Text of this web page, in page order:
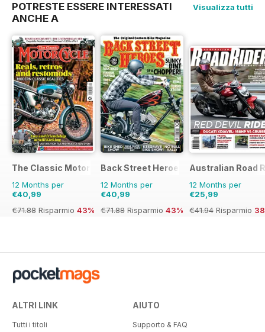
POTRESTE ESSERE INTERESSATI
ANCHE A
Visualizza tutti
The Classic MotorCycle
12 Months per
€40,99
€71.88 Risparmio 43%
Back Street Heroes
12 Months per
€40,99
€71.88 Risparmio 43%
Australian Road
12 Months per
€25,99
€41.94 Risparmio
ALTRI LINK
Tutti i titoli
AIUTO
Supporto & FAQ